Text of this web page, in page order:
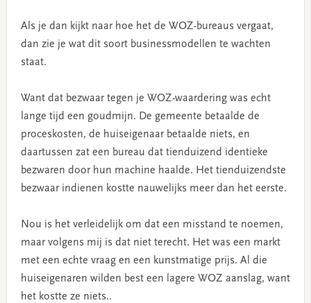
Als je dan kijkt naar hoe het de WOZ-bureaus vergaat,
dan zie je wat dit soort businessmodellen te wachten
staat.
Want dat bezwaar tegen je WOZ-waardering was echt
lange tijd een goudmijn. De gemeente betaalde de
proceskosten, de huiseigenaar betaalde niets, en
daartussen zat een bureau dat tienduizend identieke
bezwaren door hun machine haalde. Het tienduizendste
bezwaar indienen kostte nauwelijks meer dan het eerste.
Nou is het verleidelijk om dat een misstand te noemen,
maar volgens mij is dat niet terecht. Het was een markt
met een echte vraag en een kunstmatige prijs. Al die
huiseigenaren wilden best een lagere WOZ aanslag, want
het kostte ze niets..